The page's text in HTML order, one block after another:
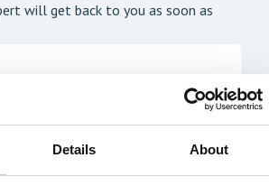
Details About
will get back to you as soon as